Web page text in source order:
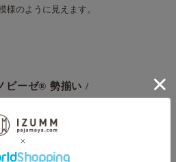
様のように見えます。
ビーゼ® 勢揃い /
た風合いも仲間入り